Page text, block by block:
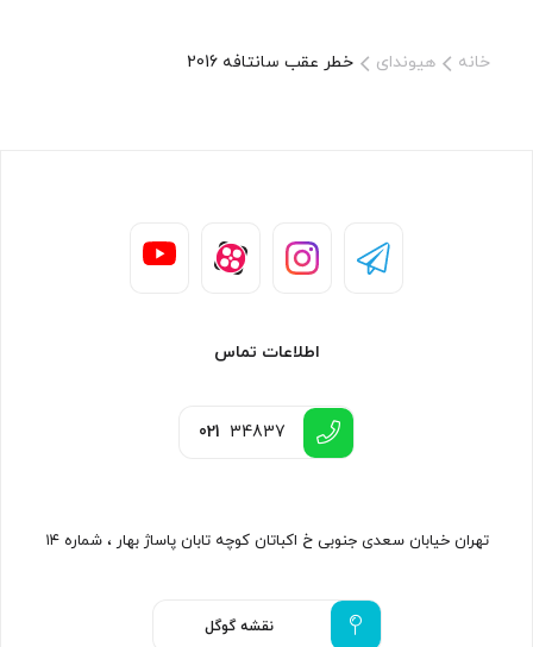
خانه هیوندای خطر عقب سانتافه 2016
اطلاعات تماس
021 34837
تهران خیابان سعدی جنوبی خ اکباتان کوچه تابان پاساژ بهار ، شماره ۱۴
نقشه گوگل